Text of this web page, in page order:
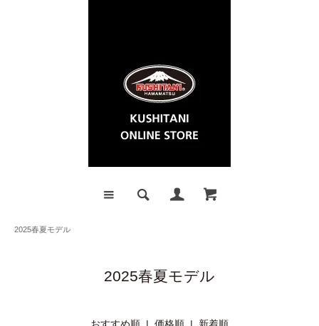
2025春夏モデル
2025春夏モデル